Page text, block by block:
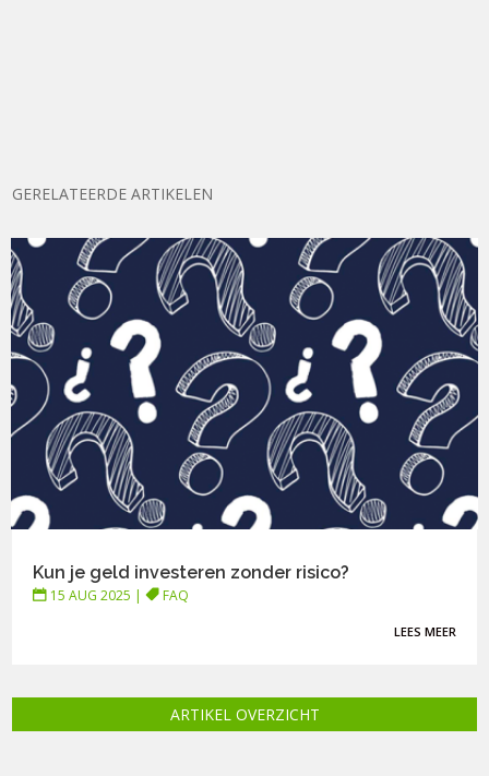
GERELATEERDE ARTIKELEN
Kun je geld investeren zonder risico?
15 AUG 2025 | FAQ
LEES MEER
ARTIKEL OVERZICHT